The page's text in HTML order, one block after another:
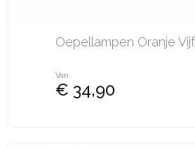
Oepellampen Oranje
Van
€ 34,90